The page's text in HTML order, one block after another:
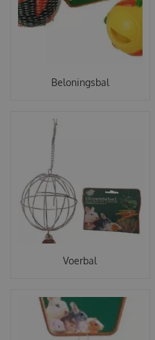
Beloningsbal
Voerbal